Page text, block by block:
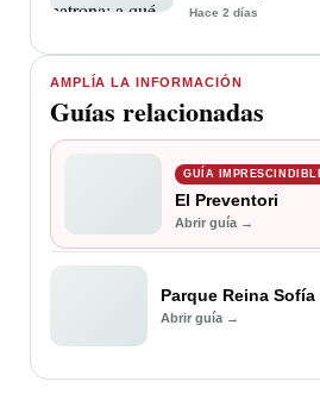
AMPLÍA LA INFORMACIÓN
Guías relacionadas
GUÍA
El Preventori
Abrir guía →
Parque Reina Sofía
Abrir guía →
Hace 2 días